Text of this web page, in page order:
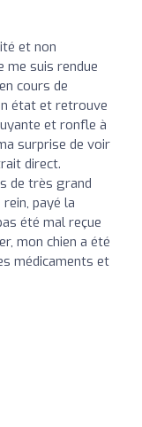
et non
me suis rendue
cours de
état et retrouve
et ronfle à
surprise de voir
direct.
de très grand
payé la
été mal reçue
mon chien a été
médicaments et